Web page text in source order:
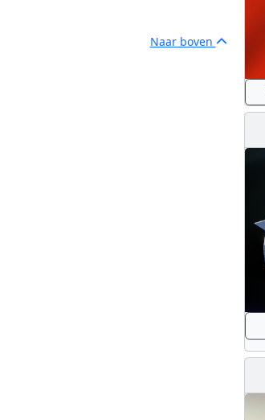
Naar boven